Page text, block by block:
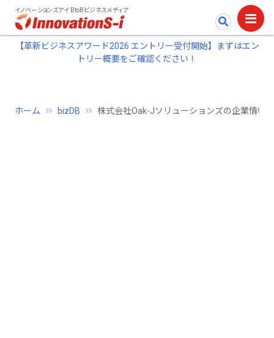
イノベーションズアイ BtoBビジネスメディア
【革新ビジネスアワード2026 エントリー受付開始】まずはエン
トリー概要をご確認ください！
ホーム bizDB 株式会社Oak-Jソリューションズの企業情報